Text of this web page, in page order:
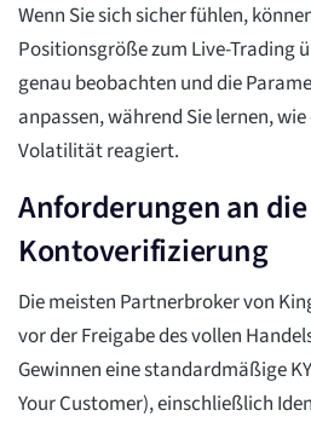
Wenn Sie sich sicher fühlen,
Positionsgröße zum Live-Trading
genau beobachten und die
anpassen, während Sie lernen,
Volatilität reagiert.
Anforderungen an die
Kontoverifizierung
Die meisten Partnerbroker von
vor der Freigabe des vollen
Gewinnen eine standardmäßige
Your Customer), einschließlich